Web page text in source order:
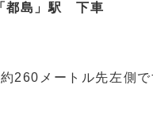
都島」駅 下車
260メートル先左側で